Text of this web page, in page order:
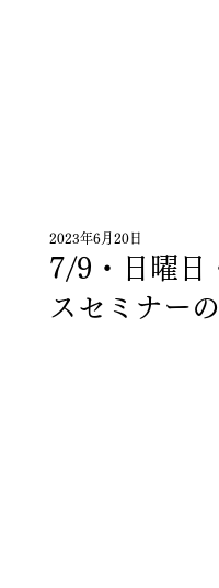
7/9・日曜日
スセミナー
2023年6月20日